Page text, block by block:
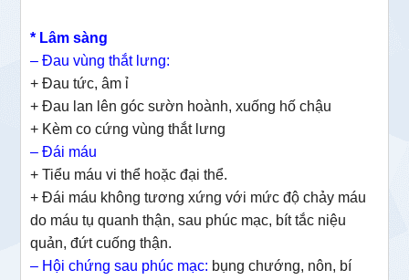
* Lâm sàng
– Đau vùng thắt lưng:
+ Đau tức, âm ỉ
+ Đau lan lên góc sườn hoành, xuống hố chậu
+ Kèm co cứng vùng thắt lưng
– Đái máu
+ Tiểu máu vi thể hoặc đại thể.
+ Đái máu không tương xứng với mức độ chảy máu
do máu tụ quanh thận, sau phúc mạc, bít tắc niệu
quản, đứt cuống thận.
– Hội chứng sau phúc mạc: bụng chướng, nôn, bí